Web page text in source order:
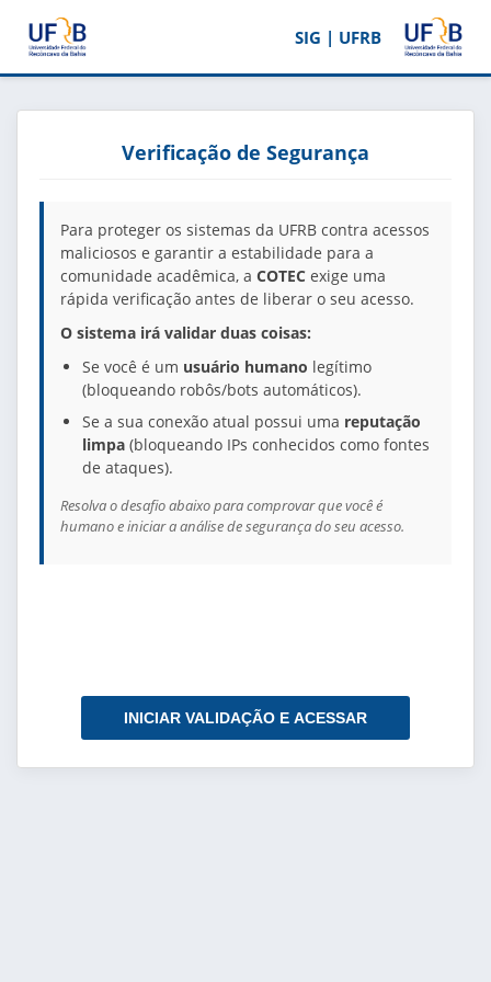
SIG | UFRB
Verificação de Segurança
Para proteger os sistemas da UFRB contra acessos
maliciosos e garantir a estabilidade para a
comunidade acadêmica, a COTEC exige uma
rápida verificação antes de liberar o seu acesso.
O sistema irá validar duas coisas:
Se você é um usuário humano legítimo
(bloqueando robôs/bots automáticos).
Se a sua conexão atual possui uma reputação
limpa (bloqueando IPs conhecidos como fontes
de ataques).
Resolva o desafio abaixo para comprovar que você é
humano e iniciar a análise de segurança do seu acesso.
INICIAR VALIDAÇÃO E ACESSAR